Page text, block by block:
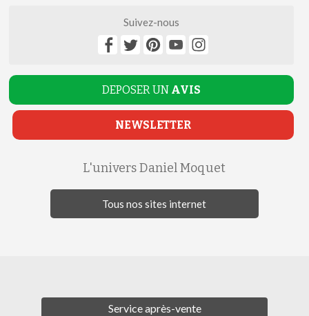
Suivez-nous
DEPOSER UN AVIS
NEWSLETTER
L'univers Daniel Moquet
Tous nos sites internet
Service après-vente